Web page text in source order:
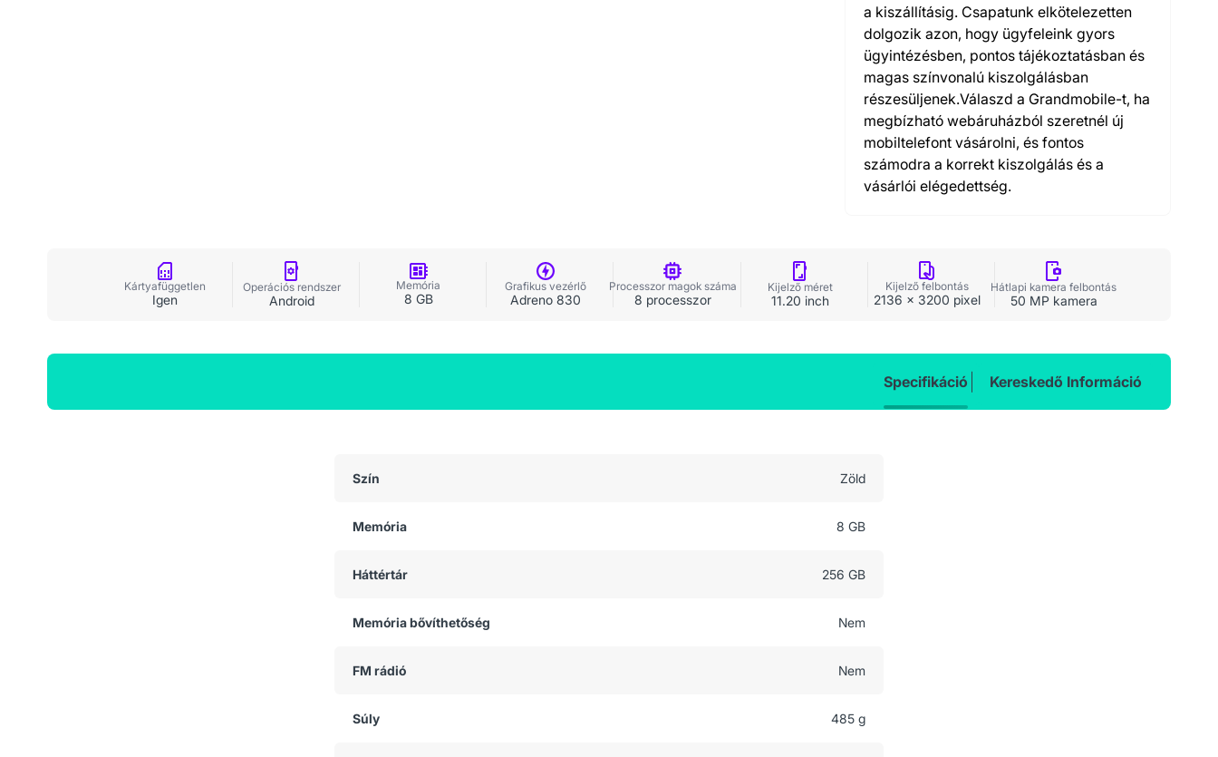
a kiszállításig. Csapatunk elkötelezetten
dolgozik azon, hogy ügyfeleink gyors
ügyintézésben, pontos tájékoztatásban és
magas színvonalú kiszolgálásban
részesüljenek.Válaszd a Grandmobile-t, ha
megbízható webáruházból szeretnél új
mobiltelefont vásárolni, és fontos
számodra a korrekt kiszolgálás és a
vásárlói elégedettség.
Kártyafüggetlen
Igen
Operációs rendszer
Android
Memória
8 GB
Grafikus vezérlő
Adreno 830
Processzor magok száma
8 processzor
Kijelző méret
11.20 inch
Kijelző felbontás
2136 x 3200 pixel
Hátlapi kamera felbontás
50 MP kamera
Specifikáció Kereskedő Információ
Szín Zöld
Memória 8 GB
Háttértár 256 GB
Memória bővíthetőség Nem
FM rádió Nem
Súly 485 g